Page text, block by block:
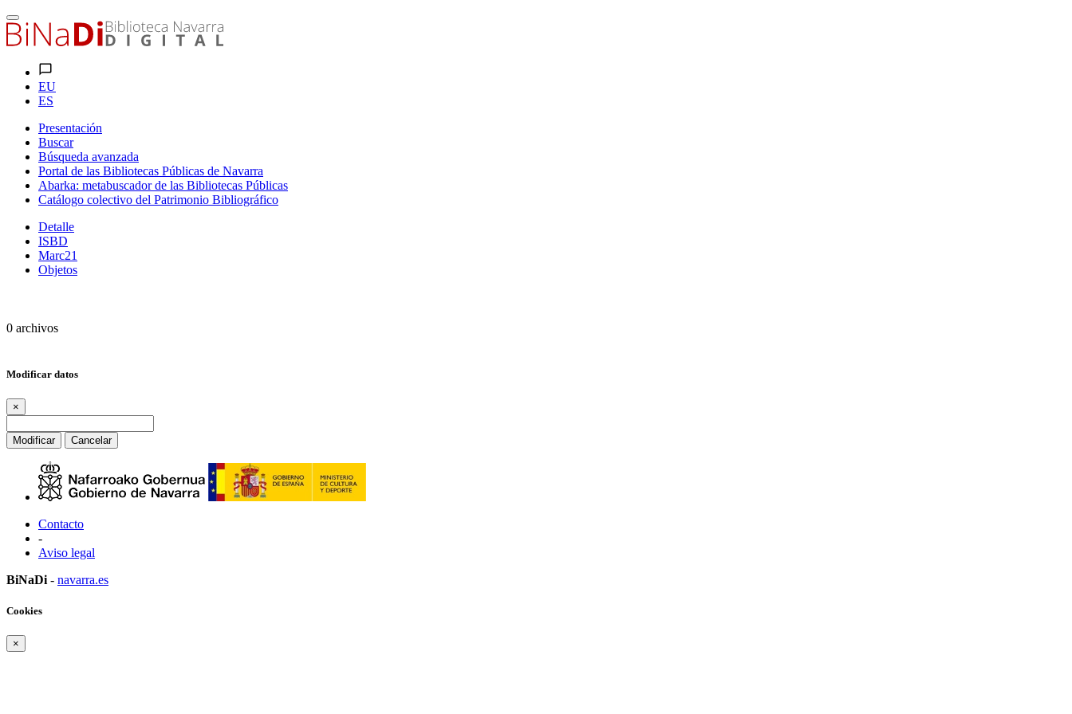
EU
ES
Presentación
Buscar
Búsqueda avanzada
Portal de las Bibliotecas Públicas de Navarra
Abarka: metabuscador de las Bibliotecas Públicas
Catálogo colectivo del Patrimonio Bibliográfico
Detalle
ISBD
Marc21
Objetos
0 archivos
Modificar datos
×
Modificar Cancelar
Contacto
-
Aviso legal
BiNaDi - navarra.es
Cookies
×